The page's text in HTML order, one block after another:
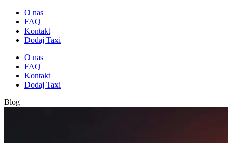
O nas
FAQ
Kontakt
Dodaj Taxi
O nas
FAQ
Kontakt
Dodaj Taxi
Blog